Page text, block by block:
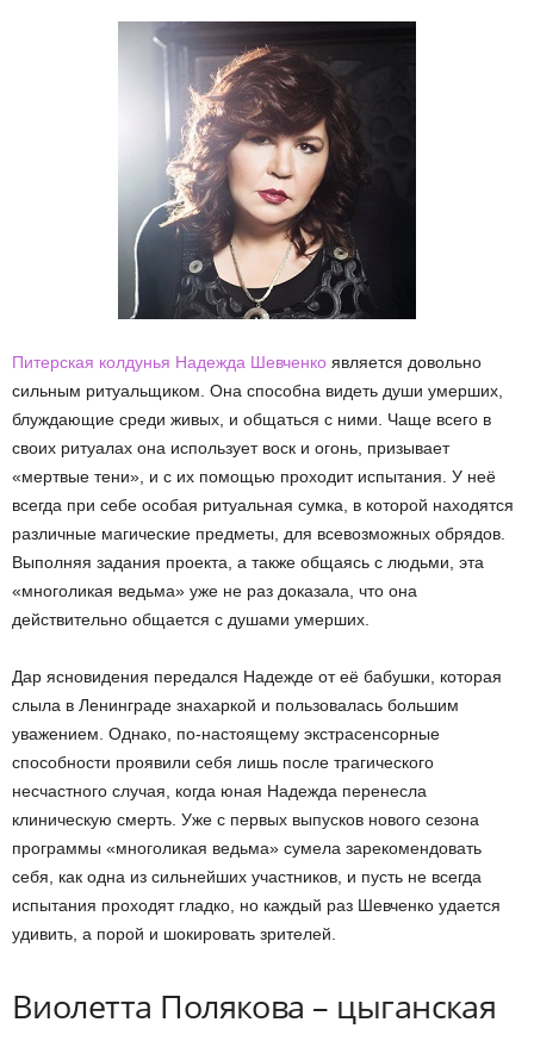
Питерская колдунья Надежда Шевченко является довольно
сильным ритуальщиком. Она способна видеть души умерших,
блуждающие среди живых, и общаться с ними. Чаще всего в
своих ритуалах она использует воск и огонь, призывает
«мертвые тени», и с их помощью проходит испытания. У неё
всегда при себе особая ритуальная сумка, в которой находятся
различные магические предметы, для всевозможных обрядов.
Выполняя задания проекта, а также общаясь с людьми, эта
«многоликая ведьма» уже не раз доказала, что она
действительно общается с душами умерших.
Дар ясновидения передался Надежде от её бабушки, которая
слыла в Ленинграде знахаркой и пользовалась большим
уважением. Однако, по-настоящему экстрасенсорные
способности проявили себя лишь после трагического
несчастного случая, когда юная Надежда перенесла
клиническую смерть. Уже с первых выпусков нового сезона
программы «многоликая ведьма» сумела зарекомендовать
себя, как одна из сильнейших участников, и пусть не всегда
испытания проходят гладко, но каждый раз Шевченко удается
удивить, а порой и шокировать зрителей.
Виолетта Полякова – цыганская